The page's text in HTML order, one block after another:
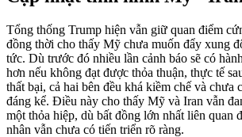
Tổng thống Trump hiện vẫn giữ quan điểm
đồng thời cho thấy Mỹ chưa muốn đẩy xung
tức. Dù trước đó nhiều lần cảnh báo sẽ có
hơn nếu không đạt được thỏa thuận, thực tế
thất bại, cả hai bên đều khá kiềm chế và chưa
đáng kể. Điều này cho thấy Mỹ và Iran vẫn
một thỏa hiệp, dù bất đồng lớn nhất liên quan
nhân vẫn chưa có tiến triển rõ ràng.